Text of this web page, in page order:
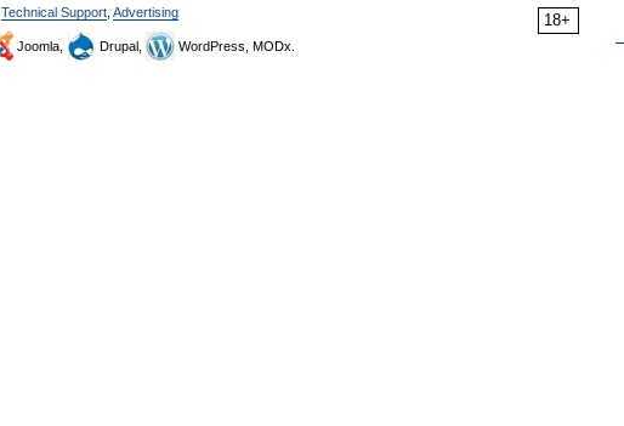
18+
Technical Support Advertising
Joomla, Drupal, WordPress, MODx.